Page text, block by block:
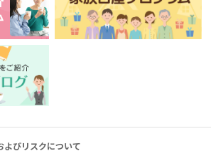
よびリスクについて